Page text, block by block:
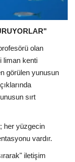
olan
liman kenti
görülen yunusun
sırt
her yüzgecin
vardır.
iletişim